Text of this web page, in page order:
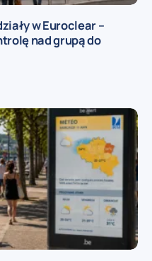
w Euroclear –
nad grupą do